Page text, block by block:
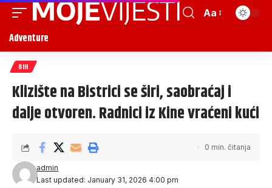
Aa
Adventure
BIH
Klizište na Bistrici se širi, saobraćaj i
dalje otvoren. Radnici iz Kine vraćeni kući
Last updated: January 31, 2026 4:00 pm
admin
0 min. čitanja